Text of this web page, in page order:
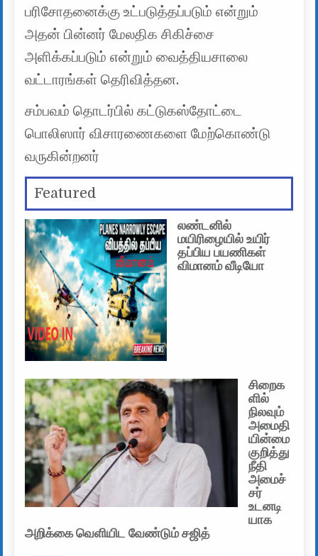
பரிசோதனைக்கு உட்படுத்தப்படும் என்றும்
அதன் பின்னர் மேலதிக சிகிச்சை
அளிக்கப்படும் என்றும் வைத்தியசாலை
வட்டாரங்கள் தெரிவித்தன.
சம்பவம் தொடர்பில் கட்டுகஸ்தோட்டை
பொலிஸார் விசாரணைகளை மேற்கொண்டு
வருகின்றனர்
Featured
லண்டனில்
மயிரிழையில் உயிர்
தப்பிய பயணிகள்
விமானம் வீடியோ
சிறைக
ளில்
நிலவும்
அமைதி
யின்மை
குறித்து
நீதி
அமைச்
சர்
உடனடி
யாக
அறிக்கை வெளியிட வேண்டும் சஜித்